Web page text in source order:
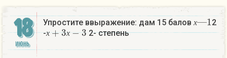
18
ИЮНЬ
Упростите ввыражение: дам 15 балов х
х—
1
2
- х
х+3
х
х−3
2- степень